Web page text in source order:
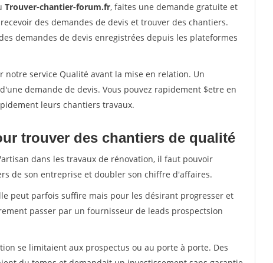
Trouver-chantier-forum.fr, faites une demande gratuite et
des demandes de devis et trouver des chantiers.
demandes de devis enregistrées depuis les plateformes
notre service Qualité avant la mise en relation. Un
demande de devis. Vous pouvez rapidement $etre en
leurs chantiers travaux.
trouver des chantiers de qualité
dans les travaux de rénovation, il faut pouvoir
de son entreprise et doubler son chiffre d'affaires.
peut parfois suffire mais pour les désirant progresser et
passer par un fournisseur de leads prospectsion
se limitaient aux prospectus ou au porte à porte. Des